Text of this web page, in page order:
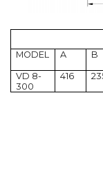
MODEL
A B
VD 8-
300
416